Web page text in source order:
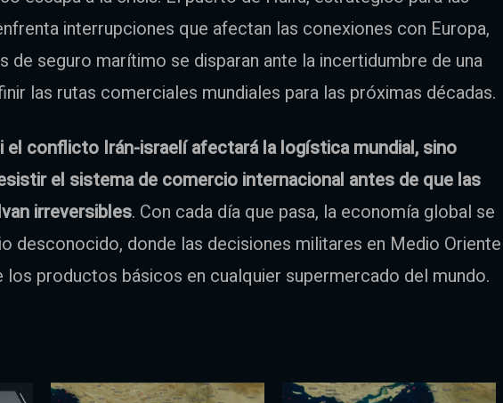
interrupciones que afectan las conexiones con Europa,
de seguro marítimo se disparan ante la incertidumbre de una
las rutas comerciales mundiales para las próximas décadas.
el conflicto Irán-israelí afectará la logística mundial, sino
el sistema de comercio internacional antes de que las
irreversibles. Con cada día que pasa, la economía global se
desconocido, donde las decisiones militares en Medio Oriente
los productos básicos en cualquier supermercado del mundo.